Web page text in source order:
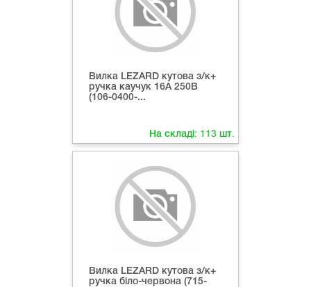
Вилка LEZARD кутова з/к+
ручка каучук 16А 250В
(106-0400-...
На складі: 113 шт.
Вилка LEZARD кутова з/к+
ручка біло-червона (715-